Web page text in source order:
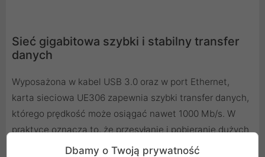
Sieć gigabitowa szybki i stabilny transfer
danych
Wyposażona w kabel USB 3.0 oraz w port Ethernet,
karta sieciowa UE306 zapewnia szybki transfer danych,
którego prędkość może osiągać nawet 1000 Mb/s. W
praktyce oznacza to, że przesyłanie i pobieranie dużych
plików odbywa się błyskawicznie, transmisja
Dbamy o Twoją prywatność